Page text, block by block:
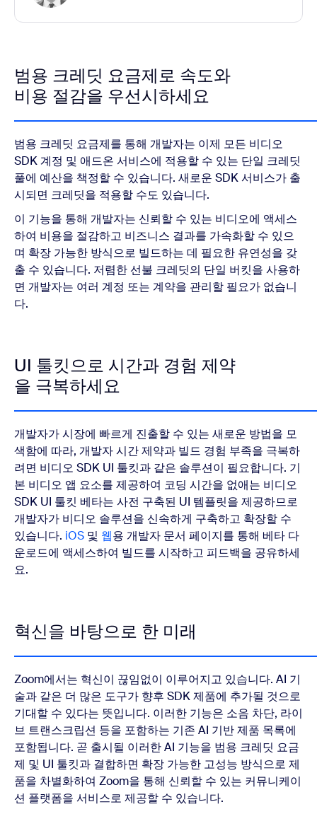
범용 크레딧 요금제로 속도와
비용 절감을 우선시하세요
범용 크레딧 요금제를 통해 개발자는 이제 모든 비디오
SDK 계정 및 애드온 서비스에 적용할 수 있는 단일 크레딧
풀에 예산을 책정할 수 있습니다. 새로운 SDK 서비스가 출
시되면 크레딧을 적용할 수도 있습니다.
이 기능을 통해 개발자는 신뢰할 수 있는 비디오에 액세스
하여 비용을 절감하고 비즈니스 결과를 가속화할 수 있으
며 확장 가능한 방식으로 빌드하는 데 필요한 유연성을 갖
출 수 있습니다. 저렴한 선불 크레딧의 단일 버킷을 사용하
면 개발자는 여러 계정 또는 계약을 관리할 필요가 없습니
다.
UI 툴킷으로 시간과 경험 제약
을 극복하세요
개발자가 시장에 빠르게 진출할 수 있는 새로운 방법을 모
색함에 따라, 개발자 시간 제약과 빌드 경험 부족을 극복하
려면 비디오 SDK UI 툴킷과 같은 솔루션이 필요합니다. 기
본 비디오 앱 요소를 제공하여 코딩 시간을 없애는 비디오
SDK UI 툴킷 베타는 사전 구축된 UI 템플릿을 제공하므로
개발자가 비디오 솔루션을 신속하게 구축하고 확장할 수
있습니다. iOS 및 웹용 개발자 문서 페이지를 통해 베타 다
운로드에 액세스하여 빌드를 시작하고 피드백을 공유하세
요.
혁신을 바탕으로 한 미래
Zoom에서는 혁신이 끊임없이 이루어지고 있습니다. AI 기
술과 같은 더 많은 도구가 향후 SDK 제품에 추가될 것으로
기대할 수 있다는 뜻입니다. 이러한 기능은 소음 차단, 라이
브 트랜스크립션 등을 포함하는 기존 AI 기반 제품 목록에
포함됩니다. 곧 출시될 이러한 AI 기능을 범용 크레딧 요금
제 및 UI 툴킷과 결합하면 확장 가능한 고성능 방식으로 제
품을 차별화하여 Zoom을 통해 신뢰할 수 있는 커뮤니케이
션 플랫폼을 서비스로 제공할 수 있습니다.